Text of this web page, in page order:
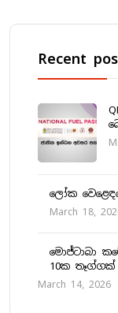
Recent
ලෝක
March 18,
මොජ්ටාබා
10ක තෑග්ගක්
March 14, 2026